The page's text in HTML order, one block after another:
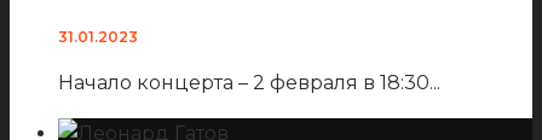
31.01.2023
Начало концерта – 2 февраля в 18:30...